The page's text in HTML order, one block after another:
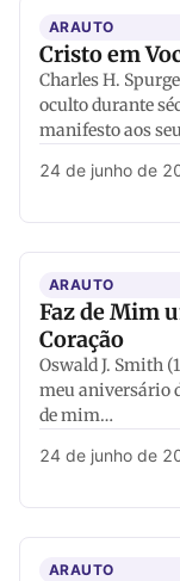
ARAUTO
Cristo em
Charles H.
oculto durante
manifesto aos
24 de junho de
ARAUTO
Faz de Mim
Coração
Oswald J. Smith
meu aniversário
de mim…
24 de junho de
ARAUTO